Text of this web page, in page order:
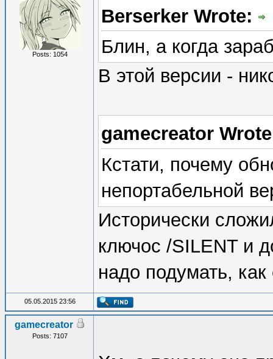
Posts: 1054
Berserker Wrote:
Блин, а когда
В этой версии -
gamecreator
Кстати, почему
непортабельной
Исторически
ключос /SILENT и
надо подумать,
05.05.2015 23:56
gamecreator
Posts: 7107